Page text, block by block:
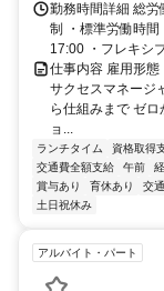
勤務時間詳細 総
制 ・標準労働時
17:00 ・フレキシ
仕事内容 雇用形態
サクセスマネー
ら仕組みまで ゼ
ョ...
ランチタイム 資格取得
交通費全額支給
午前
賞与あり
育休あり 交
土日祝休み
アルバイト・パート